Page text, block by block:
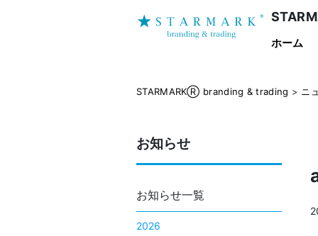
ホーム
STARMARKⓇ branding & trading > ニ
お知らせ
お知らせ一覧
2026